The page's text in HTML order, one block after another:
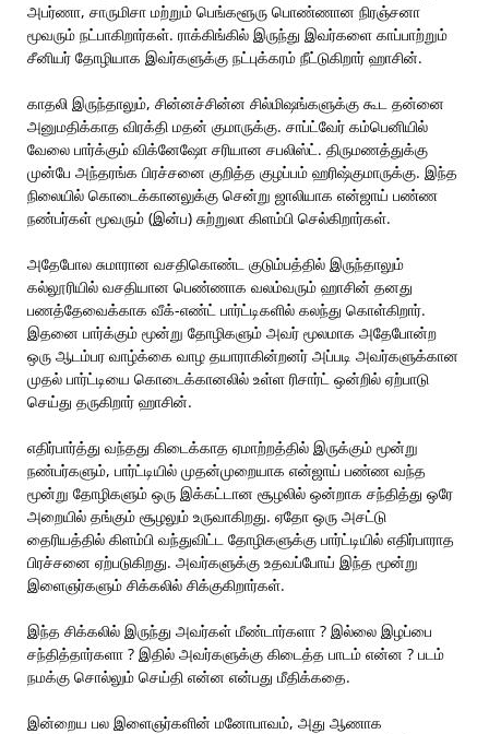
அபர்ணா, சாருமிசா மற்றும் பெங்களூரு பொண்ணான நிரஞ்சனா
மூவரும் நட்பாகிறார்கள். ராக்கிங்கில் இருந்து இவர்களை காப்பாற்றும்
சீனியர் தோழியாக இவர்களுக்கு நட்புக்கரம் நீட்டுகிறார் ஹாசின்.
காதலி இருந்தாலும், சின்னச்சின்ன சில்மிஷங்களுக்கு கூட தன்னை
அனுமதிக்காத விரக்தி மதன் குமாருக்கு. சாப்ட்வேர் கம்பெனியில்
வேலை பார்க்கும் விக்னேஷோ சரியான சபலிஸ்ட். திருமணத்துக்கு
முன்பே அந்தரங்க பிரச்சனை குறித்த குழப்பம் ஹரிஷ்குமாருக்கு. இந்த
நிலையில் கொடைக்கானலுக்கு சென்று ஜாலியாக என்ஜாய் பண்ண
நண்பர்கள் மூவரும் (இன்ப) சுற்றுலா கிளம்பி செல்கிறார்கள்.
அதேபோல சுமாரான வசதிகொண்ட குடும்பத்தில் இருந்தாலும்
கல்லூரியில் வசதியான பெண்ணாக வலம்வரும் ஹாசின் தனது
பணத்தேவைக்காக வீக்-எண்ட் பார்ட்டிகளில் கலந்து கொள்கிறார்.
இதனை பார்க்கும் மூன்று தோழிகளும் அவர் மூலமாக அதேபோன்ற
ஒரு ஆடம்பர வாழ்க்கை வாழ தயாராகின்றனர் அப்படி அவர்களுக்கான
முதல் பார்ட்டியை கொடைக்கானலில் உள்ள ரிசார்ட் ஒன்றில் ஏற்பாடு
செய்து தருகிறார் ஹாசின்.
எதிர்பார்த்து வந்தது கிடைக்காத ஏமாற்றத்தில் இருக்கும் மூன்று
நண்பர்களும், பார்ட்டியில் முதன்முறையாக என்ஜாய் பண்ண வந்த
மூன்று தோழிகளும் ஒரு இக்கட்டான சூழலில் ஒன்றாக சந்தித்து ஒரே
அறையில் தங்கும் சூழலும் உருவாகிறது. ஏதோ ஒரு அசட்டு
தைரியத்தில் கிளம்பி வந்துவிட்ட தோழிகளுக்கு பார்ட்டியில் எதிர்பாராத
பிரச்சனை ஏற்படுகிறது. அவர்களுக்கு உதவப்போய் இந்த மூன்று
இளைஞர்களும் சிக்கலில் சிக்குகிறார்கள்.
இந்த சிக்கலில் இருந்து அவர்கள் மீண்டார்களா ? இல்லை இழப்பை
சந்தித்தார்களா ? இதில் அவர்களுக்கு கிடைத்த பாடம் என்ன ? படம்
நமக்கு சொல்லும் செய்தி என்ன என்பது மீதிக்கதை.
இன்றைய பல இளைஞர்களின் மனோபாவம், அது ஆணாக